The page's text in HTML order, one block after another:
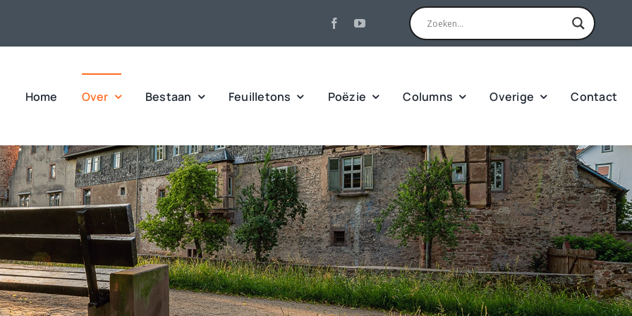
Home Over Bestaan Feuilletons Poëzie Columns Overige Contact